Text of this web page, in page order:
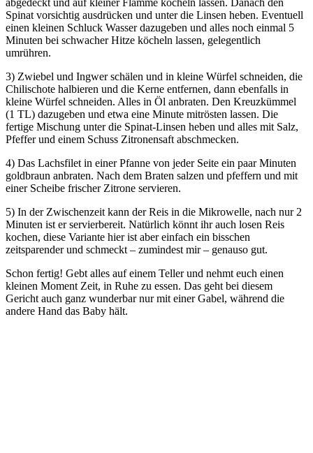
Spinat vorsichtig ausdrücken und unter die Linsen heben. Eventuell
einen kleinen Schluck Wasser dazugeben und alles noch einmal 5
Minuten bei schwacher Hitze köcheln lassen, gelegentlich
umrühren.
3) Zwiebel und Ingwer schälen und in kleine Würfel schneiden, die
Chilischote halbieren und die Kerne entfernen, dann ebenfalls in
kleine Würfel schneiden. Alles in Öl anbraten. Den Kreuzkümmel
(1 TL) dazugeben und etwa eine Minute mitrösten lassen. Die
fertige Mischung unter die Spinat-Linsen heben und alles mit Salz,
Pfeffer und einem Schuss Zitronensaft abschmecken.
4) Das Lachsfilet in einer Pfanne von jeder Seite ein paar Minuten
goldbraun anbraten. Nach dem Braten salzen und pfeffern und mit
einer Scheibe frischer Zitrone servieren.
5) In der Zwischenzeit kann der Reis in die Mikrowelle, nach nur 2
Minuten ist er servierbereit. Natürlich könnt ihr auch losen Reis
kochen, diese Variante hier ist aber einfach ein bisschen
zeitsparender und schmeckt – zumindest mir – genauso gut.
Schon fertig! Gebt alles auf einem Teller und nehmt euch einen
kleinen Moment Zeit, in Ruhe zu essen. Das geht bei diesem
Gericht auch ganz wunderbar nur mit einer Gabel, während die
andere Hand das Baby hält.